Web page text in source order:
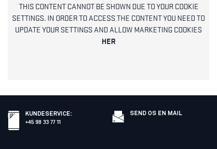
THIS CONTENT CANNOT BE SHOWN DUE TO YOUR COOKIE
SETTINGS. IN ORDER TO ACCESS THE CONTENT YOU NEED TO
UPDATE YOUR SETTINGS AND ALLOW MARKETING COOKIES
HER
KUNDESERVICE:
+45 98 33 77 11
SEND OS EN MAIL